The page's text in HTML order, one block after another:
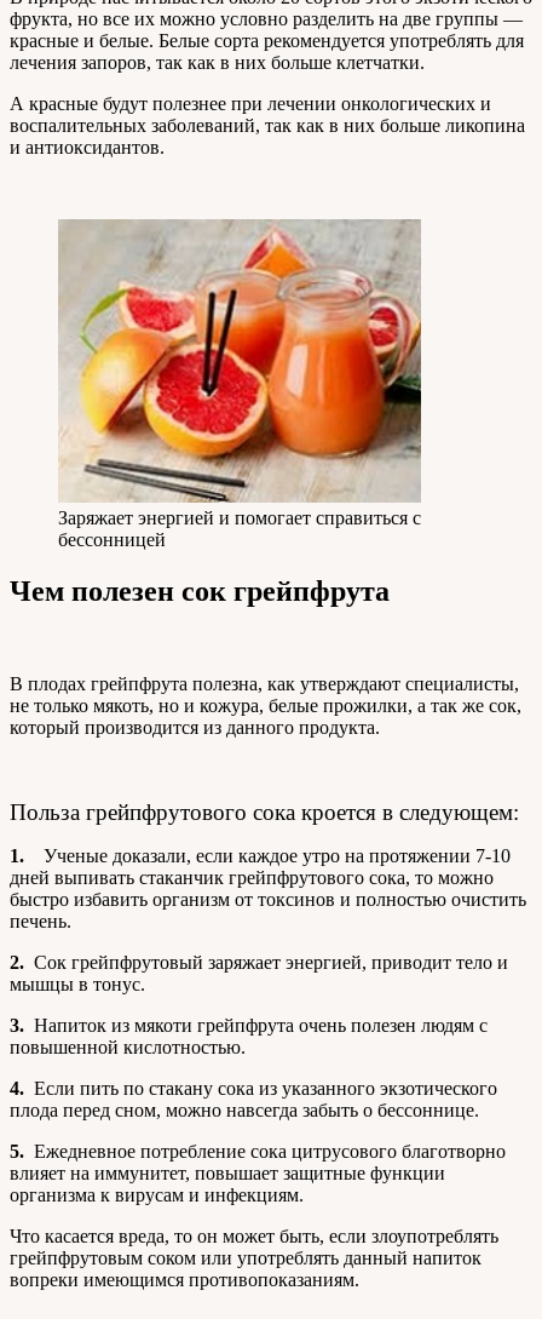
фрукта, но все их можно условно разделить на две группы —
красные и белые. Белые сорта рекомендуется употреблять для
лечения запоров, так как в них больше клетчатки.
А красные будут полезнее при лечении онкологических и
воспалительных заболеваний, так как в них больше ликопина
и антиоксидантов.
Заряжает энергией и помогает справиться с
бессонницей
Чем полезен сок грейпфрута
В плодах грейпфрута полезна, как утверждают специалисты,
не только мякоть, но и кожура, белые прожилки, а так же сок,
который производится из данного продукта.
Польза грейпфрутового сока кроется в следующем:
1.
Ученые доказали, если каждое утро на протяжении 7-10
дней выпивать стаканчик грейпфрутового сока, то можно
быстро избавить организм от токсинов и полностью очистить
печень.
2. Сок грейпфрутовый заряжает энергией, приводит тело и
мышцы в тонус.
3. Напиток из мякоти грейпфрута очень полезен людям с
повышенной кислотностью.
4. Если пить по стакану сока из указанного экзотического
плода перед сном, можно навсегда забыть о бессоннице.
5. Ежедневное потребление сока цитрусового благотворно
влияет на иммунитет, повышает защитные функции
организма к вирусам и инфекциям.
Что касается вреда, то он может быть, если злоупотреблять
грейпфрутовым соком или употреблять данный напиток
вопреки имеющимся противопоказаниям.